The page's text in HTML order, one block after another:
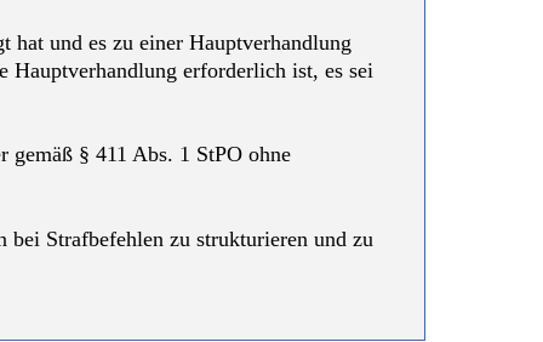
hat und es zu einer Hauptverhandlung
Hauptverhandlung erforderlich ist, es sei
§ 411 Abs. 1 StPO ohne
bei Strafbefehlen zu strukturieren und zu